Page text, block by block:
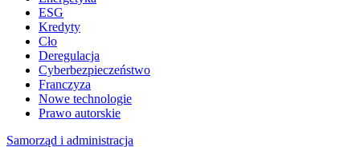
ESG
Kredyty
Cło
Deregulacja
Cyberbezpieczeństwo
Franczyza
Nowe technologie
Prawo autorskie
Samorząd i administracja